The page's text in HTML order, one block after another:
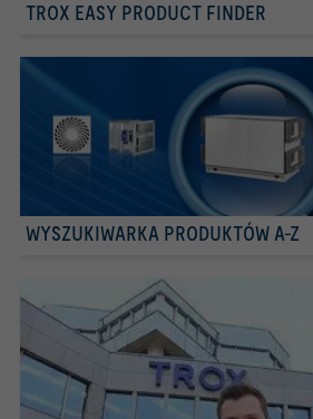
TROX EASY PRODUCT FINDER
WYSZUKIWARKA PRODUKTÓW A-Z